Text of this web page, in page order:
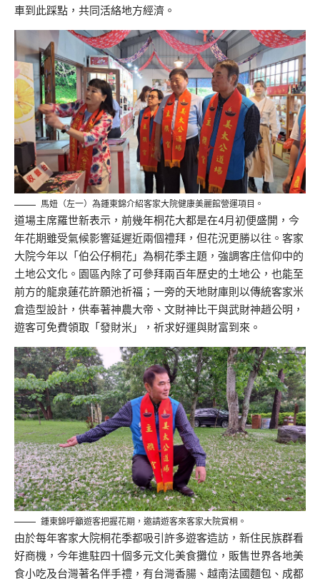
車到此踩點，共同活絡地方經濟。
馬妞（左一）為鍾東錦介紹客家大院健康美麗館營運項目。
道場主席羅世新表示，前幾年桐花大都是在4月初便盛開，今
年花期雖受氣候影響延遲近兩個禮拜，但花況更勝以往。客家
大院今年以「伯公仔桐花」為桐花季主題，強調客庄信仰中的
土地公文化。園區內除了可參拜兩百年歷史的土地公，也能至
前方的龍泉蓮花許願池祈福；一旁的天地財庫則以傳統客家米
倉造型設計，供奉著神農大帝、文財神比干與武財神趙公明，
遊客可免費領取「發財米」，祈求好運與財富到來。
鍾東錦呼籲遊客把握花期，邀請遊客來客家大院賞桐。
由於每年客家大院桐花季都吸引許多遊客造訪，新住民族群看
好商機，今年進駐四十個多元文化美食攤位，販售世界各地美
食小吃及台灣著名伴手禮，有台灣香腸、越南法國麵包、成都